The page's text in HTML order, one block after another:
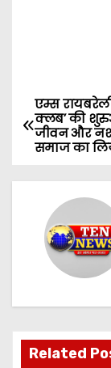
P
o
s
v
एम्स
क्लब’ की
जीवन और
समाज का
Related